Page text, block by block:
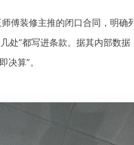
傅装修主推的闭口合同，明确
处”都写进条款。据其内部数
决算”。